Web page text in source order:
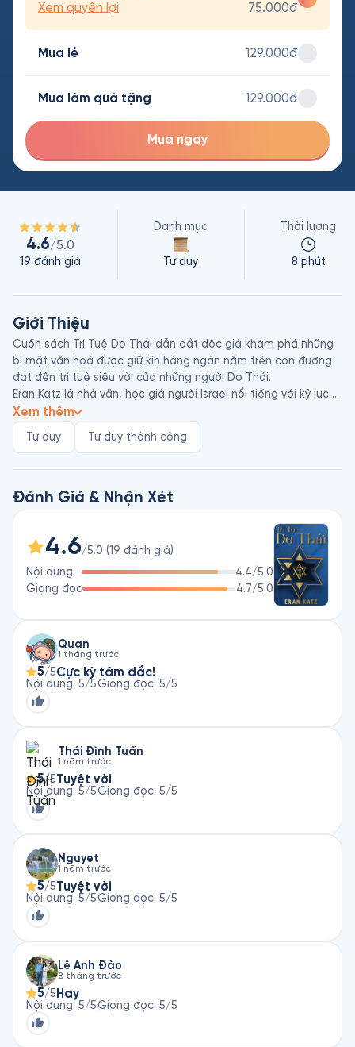
Xem quyền lợi
75.000đ
Mua lẻ 129.000đ
Mua làm quà tặng 129.000đ
Mua ngay
4.6/5.0
19 đánh giá
Danh mục
Tư duy
Thời lượng
8 phút
Giới Thiệu
Cuốn sách Trí Tuệ Do Thái dẫn dắt độc giả khám phá những
bí mật văn hoá được giữ kín hàng ngàn năm trên con đường
đạt đến trí tuệ siêu vời của những người Do Thái.
Eran Katz là nhà văn, học giả người Israel nổi tiếng với kỷ lục
Guinness về khả năng nhớ được một dãy 500 chữ số chỉ sau
thảo 2 cuốn sách: Trí Tuệ Do Thái và Bí Mật Của Một Trí Nhớ
chúng cho một quỹ từ thiện ở Việt Nam.
Xem thêm
Tư duy Tư duy thành công
Đánh Giá & Nhận Xét
4.6/5.0 (19 đánh giá)
Nội dung
4.4/5.0
Giọng đọc
4.7/5.0
Quan
1 tháng trước
5/5Cực kỳ tâm đắc!
Nội dung: 5/5Giọng đọc: 5/5
Thái Đình Tuấn
1 năm trước
5/5Tuyệt vời
Nội dung: 5/5Giọng đọc: 5/5
Nguyet
1 năm trước
5/5Tuyệt vời
Nội dung: 5/5Giọng đọc: 5/5
Lê Anh Đào
8 tháng trước
5/5 Hay
Nội dung: 5/5Giọng đọc: 5/5